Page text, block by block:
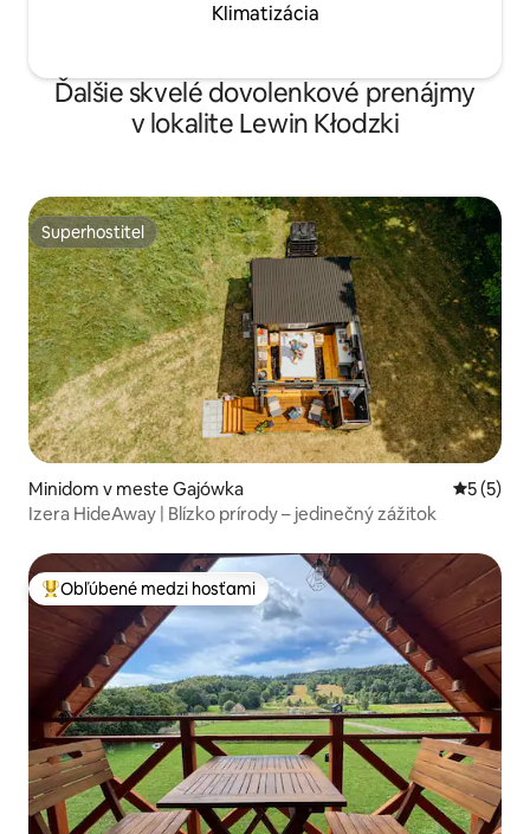
Klimatizácia
Ďalšie skvelé dovolenkové prenájmy
v lokalite Lewin Kłodzki
Superhostiteľ
Superhostiteľ
Minidom v meste Gajówka
5 (5)
Izera HideAway | Blízko prírody – jedinečný zážitok
Najobľúbenejšie medzi hosťami
Obľúbené medzi hosťami